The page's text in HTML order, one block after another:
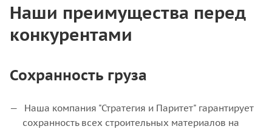
Наши преимущества перед
конкурентами
Сохранность груза
Наша компания "Стратегия и Паритет" гарантирует
сохранность всех строительных материалов на